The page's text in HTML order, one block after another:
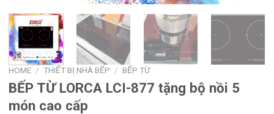
HOME / THIẾT BỊ NHÀ BẾP / BẾP TỪ
BẾP TỪ LORCA LCI-877 tặng bộ nồi 5
món cao cấp